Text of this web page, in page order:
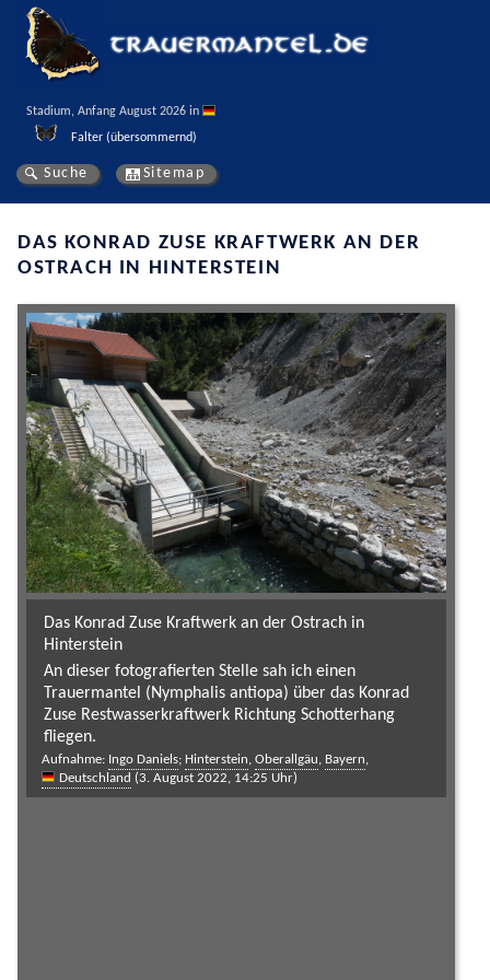
Stadium, Anfang August 2026 in
Falter (übersommernd)
Suche Sitemap
DAS KONRAD ZUSE KRAFTWERK AN DER
OSTRACH IN HINTERSTEIN
Das Konrad Zuse Kraftwerk an der Ostrach in
Hinterstein
An dieser fotografierten Stelle sah ich einen
Trauermantel (Nymphalis antiopa) über das Konrad
Zuse Restwasserkraftwerk Richtung Schotterhang
fliegen.
Aufnahme: Ingo Daniels; Hinterstein,Oberallgäu, Bayern,
Deutschland (3. August 2022, 14:25 Uhr)